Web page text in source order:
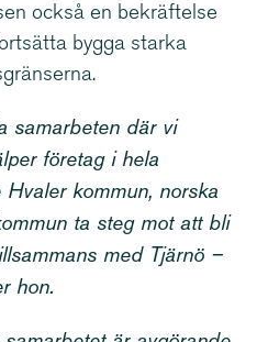
också en bekräftelse
bygga starka
samarbeten där vi
företag i hela
kommun, norska
ta steg mot att bli
med Tjärnö –
hon.